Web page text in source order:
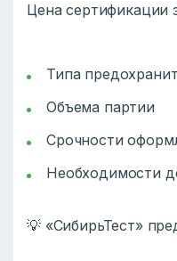
Цена сертификации
Типа
Объема партии
Срочности
Необходимости
💡 «СибирьТест»